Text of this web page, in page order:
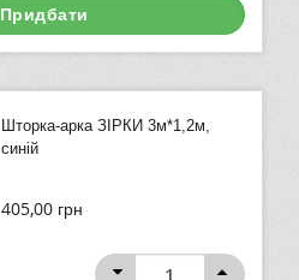
Придбати
Шторка-арка ЗІРКИ 3м*1,2м,
синій
405,00 грн